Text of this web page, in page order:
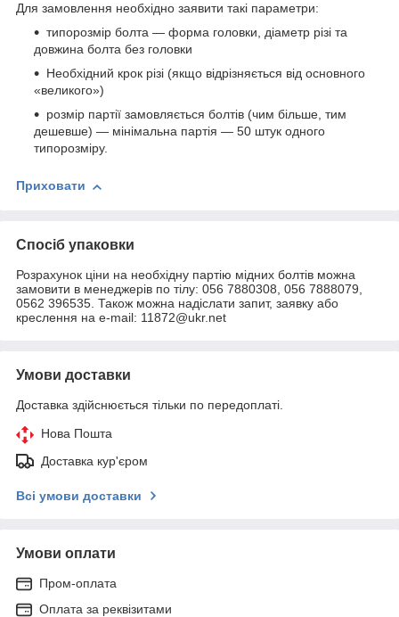
Для замовлення необхідно заявити такі параметри:
типорозмір болта — форма головки, діаметр різі та
довжина болта без головки
Необхідний крок різі (якщо відрізняється від основного
«великого»)
розмір партії замовляється болтів (чим більше, тим
дешевше) — мінімальна партія — 50 штук одного
типорозміру.
Приховати
Спосіб упаковки
Розрахунок ціни на необхідну партію мідних болтів можна
замовити в менеджерів по тілу: 056 7880308, 056 7888079,
0562 396535. Також можна надіслати запит, заявку або
креслення на e-mail: 11872@ukr.net
Умови доставки
Доставка здійснюється тільки по передоплаті.
Нова Пошта
Доставка кур'єром
Всі умови доставки
Умови оплати
Пром-оплата
Оплата за реквізитами